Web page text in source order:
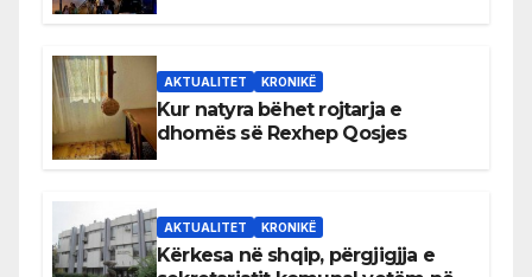
AKTUALITET KRONIKË
Kur natyra bëhet rojtarja e
dhomës së Rexhep Qosjes
AKTUALITET KRONIKË
Kërkesa në shqip, përgjigjja e